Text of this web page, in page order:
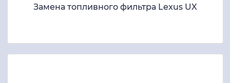
Замена топливного фильтра Lexus UX